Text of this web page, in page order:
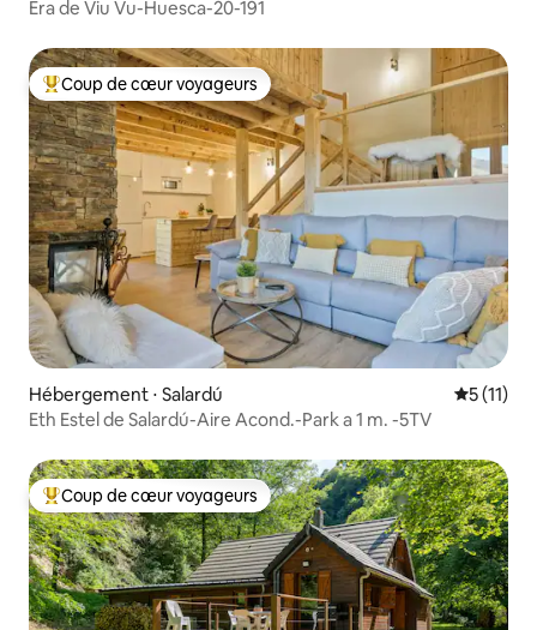
Era de Viu Vu-Huesca-20-191
Coups de cœur voyageurs les plus appréciés
Coup de cœur voyageurs
Hébergement ⋅ Salardú
5 (11)
Eth Estel de Salardú-Aire Acond.-Park a 1 m. -5TV
Coups de cœur voyageurs les plus appréciés
Coup de cœur voyageurs